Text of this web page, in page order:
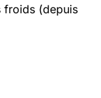
froids (depuis